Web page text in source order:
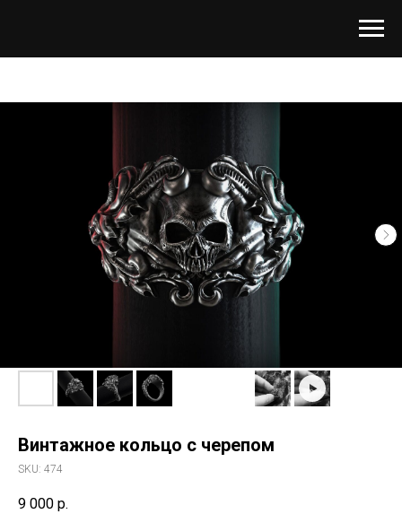
Винтажное кольцо с черепом
SKU: 474
9 000 р.